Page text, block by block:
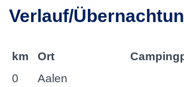
Verlauf/
km Ort
0
Aalen